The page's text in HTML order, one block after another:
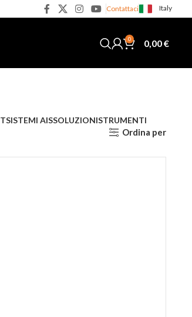
Contattaci Italy
0 0,00€
SISTEMI AISSOLUZIONISTRUMENTI
Ordina per